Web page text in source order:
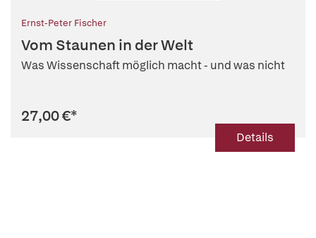
Ernst-Peter Fischer
Vom Staunen in der Welt
Was Wissenschaft möglich macht - und was nicht
27,00 €*
Details